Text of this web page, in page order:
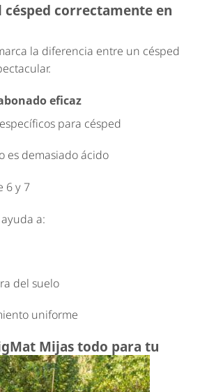
césped correctamente en
la diferencia entre un césped
eficaz
para césped
es demasiado ácido
6 y 7
a:
del suelo
uniforme
Mijas todo para tu